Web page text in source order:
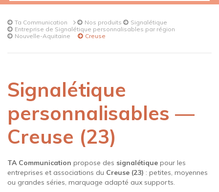
Ta Communication Nos produits
Signalétique
Entreprise de Signalétique personnalisables par région
Nouvelle-Aquitaine
Creuse
Signalétique
personnalisables —
Creuse (23)
TA Communication propose des signalétique pour les
entreprises et associations du Creuse (23) : petites, moyennes
ou grandes séries, marquage adapté aux supports.